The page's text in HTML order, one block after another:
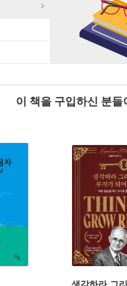
이 책을 구입하신 분